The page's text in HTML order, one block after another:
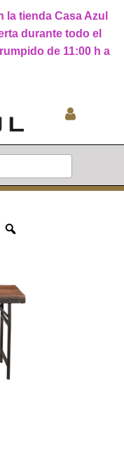
la tienda Casa Azul
durante todo el
de 11:00 h a